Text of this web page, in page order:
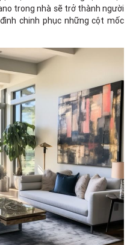
trong nhà sẽ trở thành người
chinh phục những cột mốc